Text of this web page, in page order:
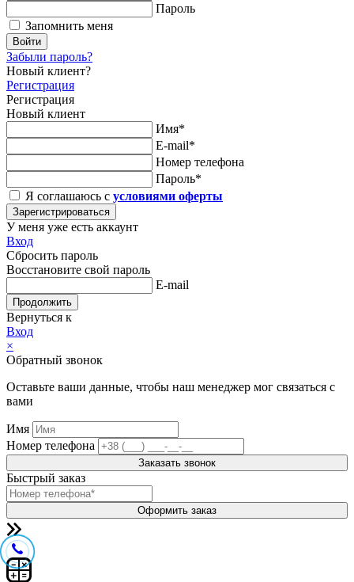
Пароль
Запомнить меня
Войти
Забыли пароль?
Новый клиент?
Регистрация
Регистрация
Новый клиент
Имя*
E-mail*
Номер телефона
Пароль*
Я соглашаюсь с условиями оферты
Зарегистрироваться
У меня уже есть аккаунт
Вход
Сбросить пароль
Восстановите свой пароль
E-mail
Продолжить
Вернуться к
Вход
×
Обратный звонок
Оставьте ваши данные, чтобы наш менеджер мог связаться с
вами
Имя
Номер телефона
Заказать звонок
Быстрый заказ
Оформить заказ